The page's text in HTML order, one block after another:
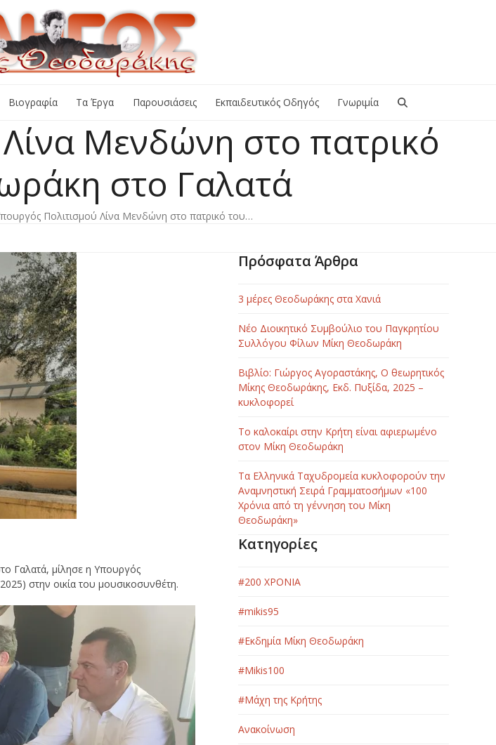
Βιογραφία Τα Έργα Παρουσιάσεις Εκπαιδευτικός Οδηγός Γνωριμία
Μενδώνη στο πατρικό
στο Γαλατά
Πολιτισμού Λίνα Μενδώνη στο πατρικό του…
Γαλατά, μίλησε η Υπουργός
στην οικία του μουσικοσυνθέτη.
Πρόσφατα Άρθρα
3 μέρες Θεοδωράκης στα Χανιά
Νέο Διοικητικό Συμβούλιο του Παγκρητίου
Συλλόγου Φίλων Μίκη Θεοδωράκη
Βιβλίο: Γιώργος Αγοραστάκης, Ο θεωρητικός
Μίκης Θεοδωράκης, Εκδ. Πυξίδα, 2025 –
κυκλοφορεί
Το καλοκαίρι στην Κρήτη είναι αφιερωμένο
στον Μίκη Θεοδωράκη
Τα Ελληνικά Ταχυδρομεία κυκλοφορούν την
Αναμνηστική Σειρά Γραμματοσήμων «100
Χρόνια από τη γέννηση του Μίκη
Θεοδωράκη»
Κατηγορίες
#200 ΧΡΟΝΙΑ
#mikis95
#Εκδημία Μίκη Θεοδωράκη
#Μikis100
#Μάχη της Κρήτης
Ανακοίνωση